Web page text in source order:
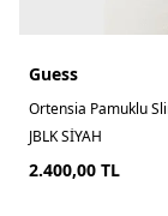
Guess
Ortensia Pamuklu
JBLK SİYAH
2.400,00 TL